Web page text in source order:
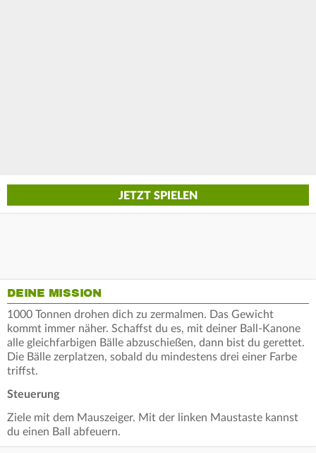
JETZT SPIELEN
DEINE MISSION
1000 Tonnen drohen dich zu zermalmen. Das Gewicht
kommt immer näher. Schaffst du es, mit deiner Ball-Kanone
alle gleichfarbigen Bälle abzuschießen, dann bist du gerettet.
Die Bälle zerplatzen, sobald du mindestens drei einer Farbe
triffst.
Steuerung
Ziele mit dem Mauszeiger. Mit der linken Maustaste kannst
du einen Ball abfeuern.